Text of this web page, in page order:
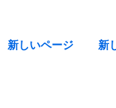
新しいページ 新